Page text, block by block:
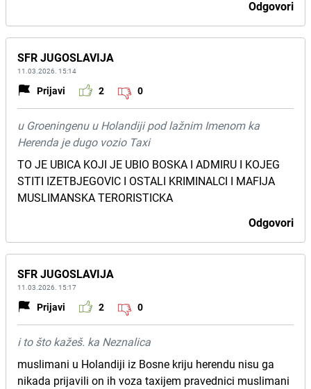
Odgovori
SFR JUGOSLAVIJA
11.03.2026. 15:14
Prijavi 2 0
u Groeningenu u Holandiji pod lažnim Imenom ka
Herenda je dugo vozio Taxi
TO JE UBICA KOJI JE UBIO BOSKA I ADMIRU I KOJEG
STITI IZETBJEGOVIC I OSTALI KRIMINALCI I MAFIJA
MUSLIMANSKA TERORISTICKA
Odgovori
SFR JUGOSLAVIJA
11.03.2026. 15:17
Prijavi 2 0
i to što kažeš. ka Neznalica
muslimani u Holandiji iz Bosne kriju herendu nisu ga
nikada prijavili on ih voza taxijem pravednici muslimani